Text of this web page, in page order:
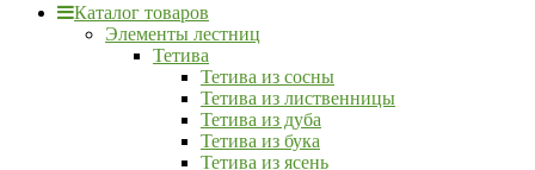
Каталог товаров
Элементы лестниц
Тетива
Тетива из сосны
Тетива из лиственницы
Тетива из дуба
Тетива из бука
Тетива из ясень